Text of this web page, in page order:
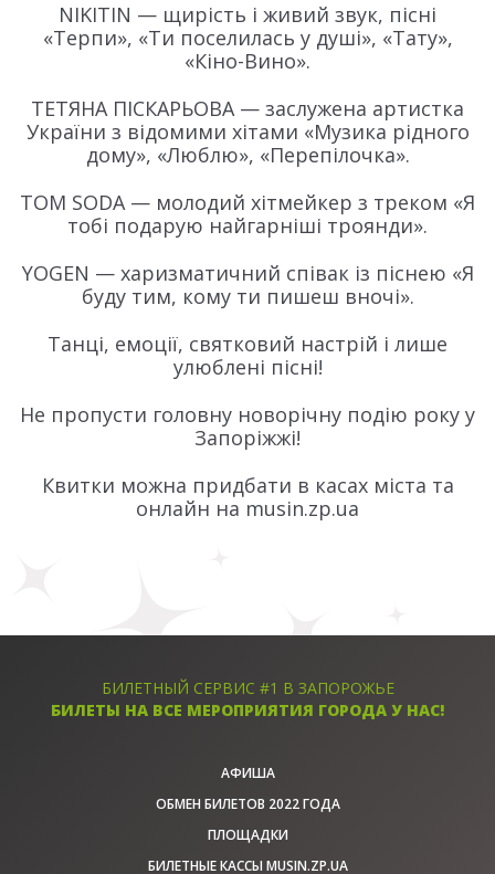
NIKITIN — щирість і живий звук, пісні
«Терпи», «Ти поселилась у душі», «Тату»,
«Кіно-Вино».
ТЕТЯНА ПІСКАРЬОВА — заслужена артистка
України з відомими хітами «Музика рідного
дому», «Люблю», «Перепілочка».
TOM SODA — молодий хітмейкер з треком «Я
тобі подарую найгарніші троянди».
YOGEN — харизматичний співак із піснею «Я
буду тим, кому ти пишеш вночі».
Танці, емоції, святковий настрій і лише
улюблені пісні!
Не пропусти головну новорічну подію року у
Запоріжжі!
Квитки можна придбати в касах міста та
онлайн на musin.zp.ua
БИЛЕТНЫЙ СЕРВИС #1 В ЗАПОРОЖЬЕ
БИЛЕТЫ НА ВСЕ МЕРОПРИЯТИЯ ГОРОДА У НАС!
АФИША
ОБМЕН БИЛЕТОВ 2022 ГОДА
ПЛОЩАДКИ
БИЛЕТНЫЕ КАССЫ MUSIN.ZP.UA